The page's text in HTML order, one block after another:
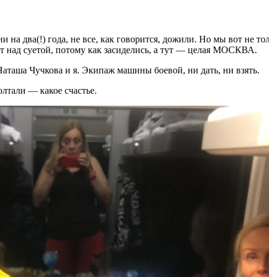
на два(!) года, не все, как говорится, дожили. Но мы вот не
над суетой, потому как засиделись, а тут — целая МОСКВА.
Чучкова и я. Экипаж машины боевой, ни дать, ни взять.
— какое счастье.